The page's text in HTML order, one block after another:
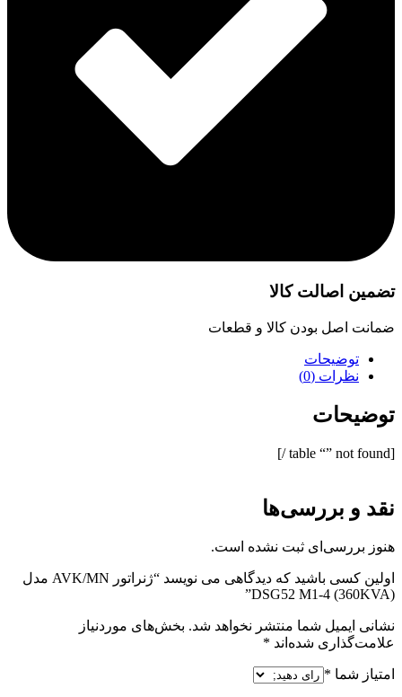
تضمین اصالت کالا
ضمانت اصل بودن کالا و قطعات
توضیحات
نظرات (0)
توضیحات
[table “” not found /]
نقد و بررسی‌ها
هنوز بررسی‌ای ثبت نشده است.
اولین کسی باشید که دیدگاهی می نویسد “ژنراتور AVK/MN مدل
(360KVA) DSG52 M1-4”
نشانی ایمیل شما منتشر نخواهد شد. بخش‌های موردنیاز
علامت‌گذاری شده‌اند *
امتیاز شما *